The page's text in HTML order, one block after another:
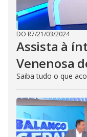
DO R7/21/03/2024
Assista à
Venenosa
Saiba tudo o que